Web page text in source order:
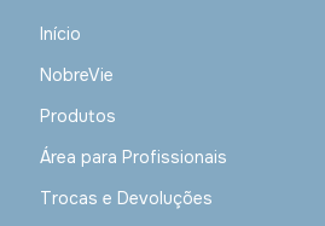
Início
NobreVie
Produtos
Área para Profissionais
Trocas e Devoluções